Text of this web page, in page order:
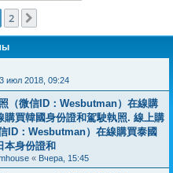
2
июл 2018, 09:24
（微信ID：Wesbutman）在線購
購買韓國身份證和駕駛執照. 線上購
ID：Wesbutman）在線購買泰國
本身份證和
« Вчера, 15:45